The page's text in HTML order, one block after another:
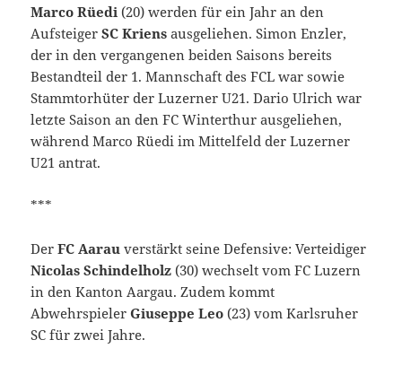
Marco Rüedi (20) werden für ein Jahr an den
AufsteigerSC Kriens ausgeliehen. Simon Enzler,
der in den vergangenen beiden Saisons bereits
Bestandteil der 1. Mannschaft des FCL war sowie
Stammtorhüter der Luzerner U21. Dario Ulrich war
letzte Saison an den FC Winterthur ausgeliehen,
während Marco Rüedi im Mittelfeld der Luzerner
U21 antrat.
***
DerFC Aarau verstärkt seine Defensive: Verteidiger
Nicolas Schindelholz (30) wechselt vom FC Luzern
in den Kanton Aargau. Zudem kommt
AbwehrspielerGiuseppe Leo (23) vom Karlsruher
SC für zwei Jahre.